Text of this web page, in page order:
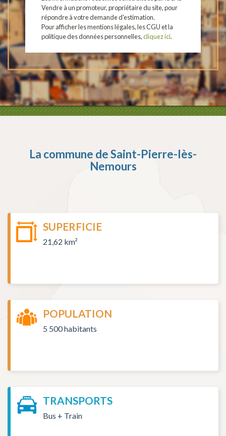
Vendre à un promoteur, propriétaire du site, pour
répondre à votre demande d'estimation.
Pour afficher les mentions légales, les CGU et la
politique des données personnelles,cliquez ici.
La commune deSaint-Pierre-lès-
Nemours
SUPERFICIE
21,62 km²
POPULATION
5 500 habitants
TRANSPORTS
Bus + Train